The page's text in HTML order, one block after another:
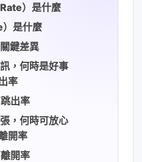
）是什麼
是什麼
鍵差異
，何時是好事
率
出率
，何時可放心
開率
開率